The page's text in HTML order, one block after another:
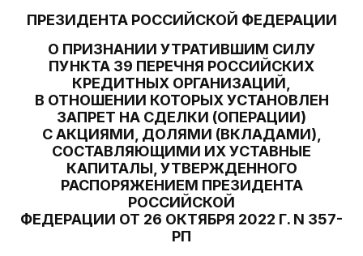
ПРЕЗИДЕНТА РОССИЙСКОЙ ФЕДЕРАЦИИ
О ПРИЗНАНИИ УТРАТИВШИМ СИЛУ
ПУНКТА 39 ПЕРЕЧНЯ РОССИЙСКИХ
КРЕДИТНЫХ ОРГАНИЗАЦИЙ,
В ОТНОШЕНИИ КОТОРЫХ УСТАНОВЛЕН
ЗАПРЕТ НА СДЕЛКИ (ОПЕРАЦИИ)
С АКЦИЯМИ, ДОЛЯМИ (ВКЛАДАМИ),
СОСТАВЛЯЮЩИМИ ИХ УСТАВНЫЕ
КАПИТАЛЫ, УТВЕРЖДЕННОГО
РАСПОРЯЖЕНИЕМ ПРЕЗИДЕНТА
РОССИЙСКОЙ
ФЕДЕРАЦИИ ОТ 26 ОКТЯБРЯ 2022 Г. N 357-
РП